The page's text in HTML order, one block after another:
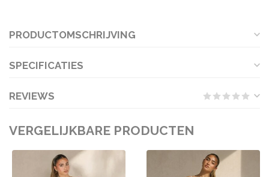
PRODUCTOMSCHRIJVING
SPECIFICATIES
REVIEWS
VERGELIJKBARE PRODUCTEN